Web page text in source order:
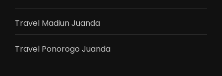
Travel Madiun Juanda
Travel Ponorogo Juanda